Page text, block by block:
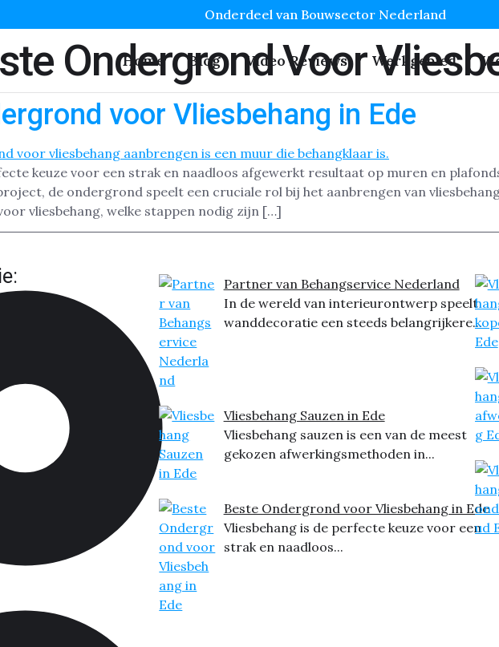
Onderdeel van Bouwsector Nederland
Home Blog Video Reviews Werkgebied
Ondergrond Voor
voor Vliesbehang in Ede
keuze voor een strak en naadloos afgewerkt resultaat op muren en
de ondergrond speelt een cruciale rol bij het aanbrengen van
vliesbehang, welke stappen nodig zijn […]
Partner van Behangservice Nederland
In de wereld van interieurontwerp speelt
wanddecoratie een steeds belangrijkere...
Vliesbehang Sauzen in Ede
Vliesbehang sauzen is een van de meest
gekozen afwerkingsmethoden in...
Beste Ondergrond voor Vliesbehang in Ede
Vliesbehang is de perfecte keuze voor een
strak en naadloos...